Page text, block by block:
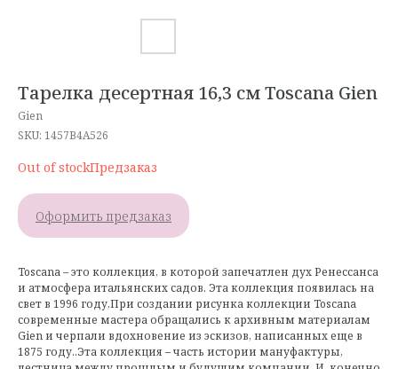
Тарелка десертная 16,3 см Toscana Gien
Gien
SKU: 1457B4A526
Out of stock
Оформить предзаказ
Toscana – это коллекция, в которой запечатлен дух Ренессанса
и атмосфера итальянских садов. Эта коллекция появилась на
свет в 1996 году,При создании рисунка коллекции Toscana
современные мастера обращались к архивным материалам
Gien и черпали вдохновение из эскизов, написанных еще в
1875 году..Эта коллекция – часть истории мануфактуры,